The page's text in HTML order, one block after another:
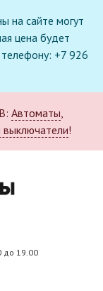
на сайте могут
цена будет
+7 926
Автоматы,
выключатели!
до 19.00